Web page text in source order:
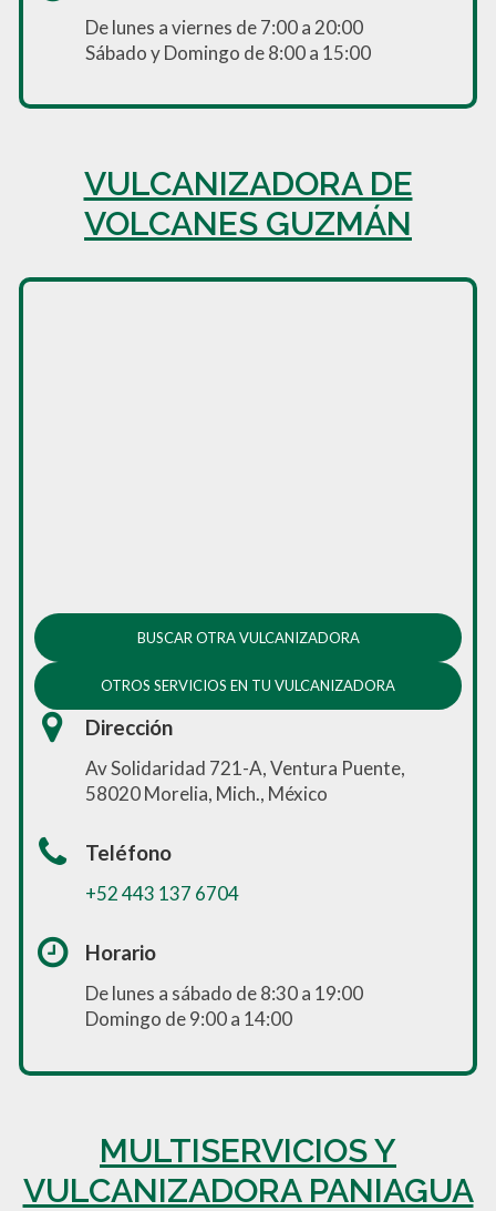
De lunes a viernes de 7:00 a 20:00
Sábado y Domingo de 8:00 a 15:00
VULCANIZADORA DE
VOLCANES GUZMÁN
BUSCAR OTRA VULCANIZADORA
OTROS SERVICIOS EN TU VULCANIZADORA
Dirección
Av Solidaridad 721-A, Ventura Puente,
58020 Morelia, Mich., México
Teléfono
+52 443 137 6704
Horario
De lunes a sábado de 8:30 a 19:00
Domingo de 9:00 a 14:00
MULTISERVICIOS Y
VULCANIZADORA PANIAGUA